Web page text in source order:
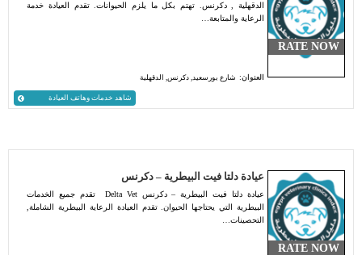
شاهد خدمات وهاتف العيادة
RATE NOW
الدقهلية , دكرنس. تهتم بكل ما يلزم الحيوانات. تقدم العيادة خدمة
الرعاية والمتابعة…
العنوان: شارع بورسعيد, دكرنس, الدقهلية
RATE NOW
عيادة دلتا فيت البيطرية – دكرنس
عيادة دلتا فيت البيطرية – دكرنس Delta Vet تقدم جميع الخدمات
البيطرية التي يحتاجها الحيوان. تقدم العيادة الرعاية البيطرية الشاملة,
التحصينات…